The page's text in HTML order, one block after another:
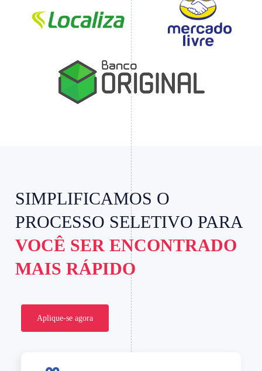
SIMPLIFICAMOS O
PROCESSO SELETIVO PARA
VOCÊ SER ENCONTRADO
MAIS RÁPIDO
Aplique-se agora